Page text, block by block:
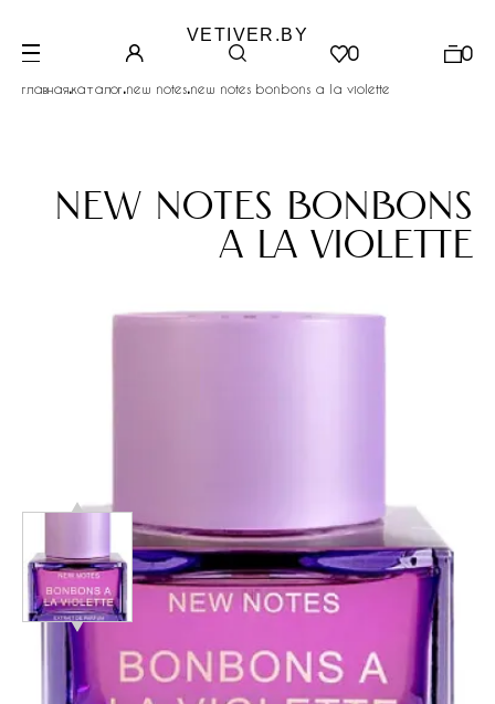
VETIVER.BY
0 0
главная.каталог.new notes.new notes bonbons a la violette
new notes bonbons
a la violette